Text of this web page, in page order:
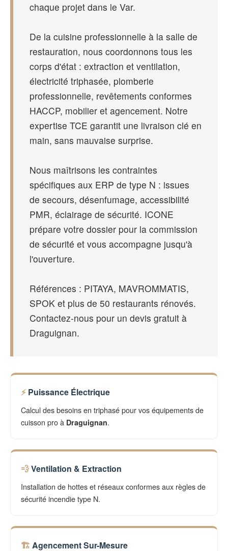
chaque projet dans le Var.
De la cuisine professionnelle à la salle de
restauration, nous coordonnons tous les
corps d'état : extraction et ventilation,
électricité triphasée, plomberie
professionnelle, revêtements conformes
HACCP, mobilier et agencement. Notre
expertise TCE garantit une livraison clé en
main, sans mauvaise surprise.
Nous maîtrisons les contraintes
spécifiques aux ERP de type N : issues
de secours, désenfumage, accessibilité
PMR, éclairage de sécurité. ICONE
prépare votre dossier pour la commission
de sécurité et vous accompagne jusqu'à
l'ouverture.
Références : PITAYA, MAVROMMATIS,
SPOK et plus de 50 restaurants rénovés.
Contactez-nous pour un devis gratuit à
Draguignan.
Puissance Électrique
Calcul des besoins en triphasé pour vos équipements de
cuisson pro à Draguignan.
Ventilation & Extraction
Installation de hottes et réseaux conformes aux règles de
sécurité incendie type N.
Agencement Sur-Mesure